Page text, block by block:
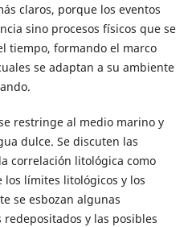
claros, porque los eventos
sino procesos físicos que se
tiempo, formando el marco
se adaptan a su ambiente
restringe al medio marino y
dulce. Se discuten las
correlación litológica como
límites litológicos y los
se esbozan algunas
y las posibles